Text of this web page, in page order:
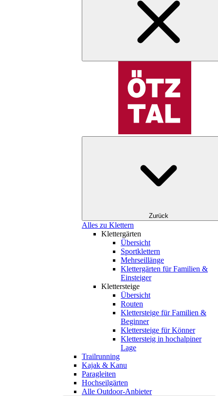
Zurück
Alles zu Klettern
Klettergärten
Übersicht
Sportklettern
Mehrseillänge
Klettergärten für Familien &
Einsteiger
Klettersteige
Übersicht
Routen
Klettersteige für Familien &
Beginner
Klettersteige für Könner
Klettersteig in hochalpiner
Lage
Trailrunning
Kajak & Kanu
Paragleiten
Hochseilgärten
Alle Outdoor-Anbieter